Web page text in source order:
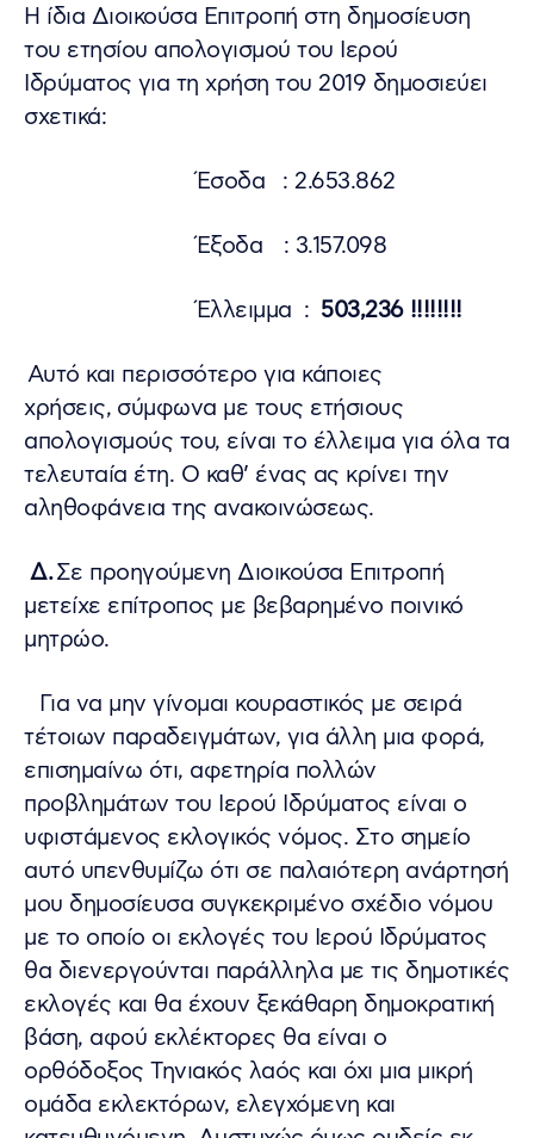
Η ίδια Διοικούσα Επιτροπή στη δημοσίευση
του ετησίου απολογισμού του Ιερού
Ιδρύματος για τη χρήση του 2019 δημοσιεύει
σχετικά:
Έσοδα : 2.653.862
Έξοδα : 3.157.098
Έλλειμμα : 503,236 !!!!!!!!
Αυτό και περισσότερο για κάποιες
χρήσεις, σύμφωνα με τους ετήσιους
απολογισμούς του, είναι το έλλειμα για όλα τα
τελευταία έτη. Ο καθ’ ένας ας κρίνει την
αληθοφάνεια της ανακοινώσεως.
Δ.Σε προηγούμενη Διοικούσα Επιτροπή
μετείχε επίτροπος με βεβαρημένο ποινικό
μητρώο.
Για να μην γίνομαι κουραστικός με σειρά
τέτοιων παραδειγμάτων, για άλλη μια φορά,
επισημαίνω ότι, αφετηρία πολλών
προβλημάτων του Ιερού Ιδρύματος είναι ο
υφιστάμενος εκλογικός νόμος. Στο σημείο
αυτό υπενθυμίζω ότι σε παλαιότερη ανάρτησή
μου δημοσίευσα συγκεκριμένο σχέδιο νόμου
με το οποίο οι εκλογές του Ιερού Ιδρύματος
θα διενεργούνται παράλληλα με τις δημοτικές
εκλογές και θα έχουν ξεκάθαρη δημοκρατική
βάση, αφού εκλέκτορες θα είναι ο
ορθόδοξος Τηνιακός λαός και όχι μια μικρή
ομάδα εκλεκτόρων, ελεγχόμενη και